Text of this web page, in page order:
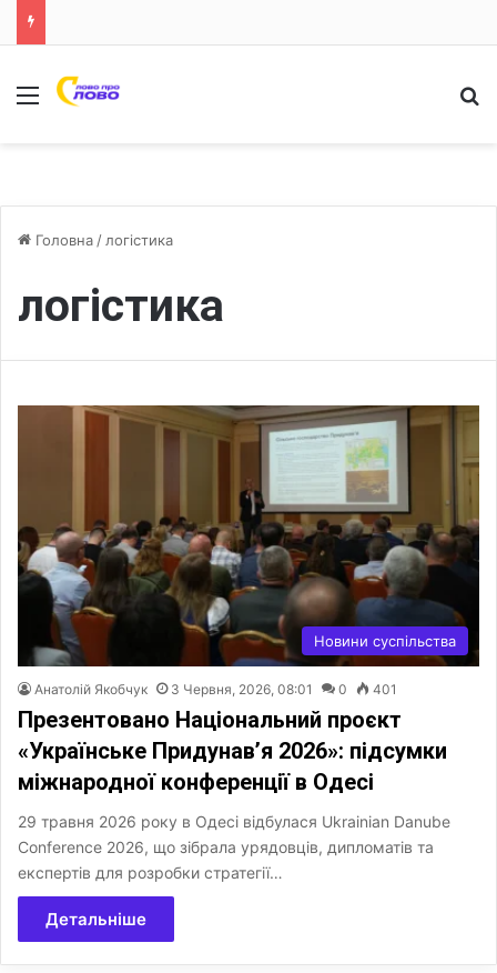
Меню
Головна / логістика
логістика
Новини суспільства
Анатолій Якобчук 3 Червня, 2026, 08:01 0 401
Презентовано Національний проєкт
«Українське Придунав’я 2026»: підсумки
міжнародної конференції в Одесі
29 травня 2026 року в Одесі відбулася Ukrainian Danube
Conference 2026, що зібрала урядовців, дипломатів та
експертів для розробки стратегії…
Детальніше